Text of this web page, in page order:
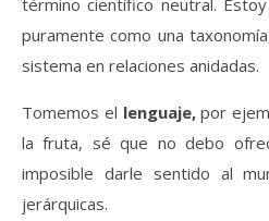
término científico neutral.
puramente como una
sistema en relaciones anidadas.
Tomemos el lenguaje,por
la fruta, sé que no debo
imposible darle sentido al
jerárquicas.